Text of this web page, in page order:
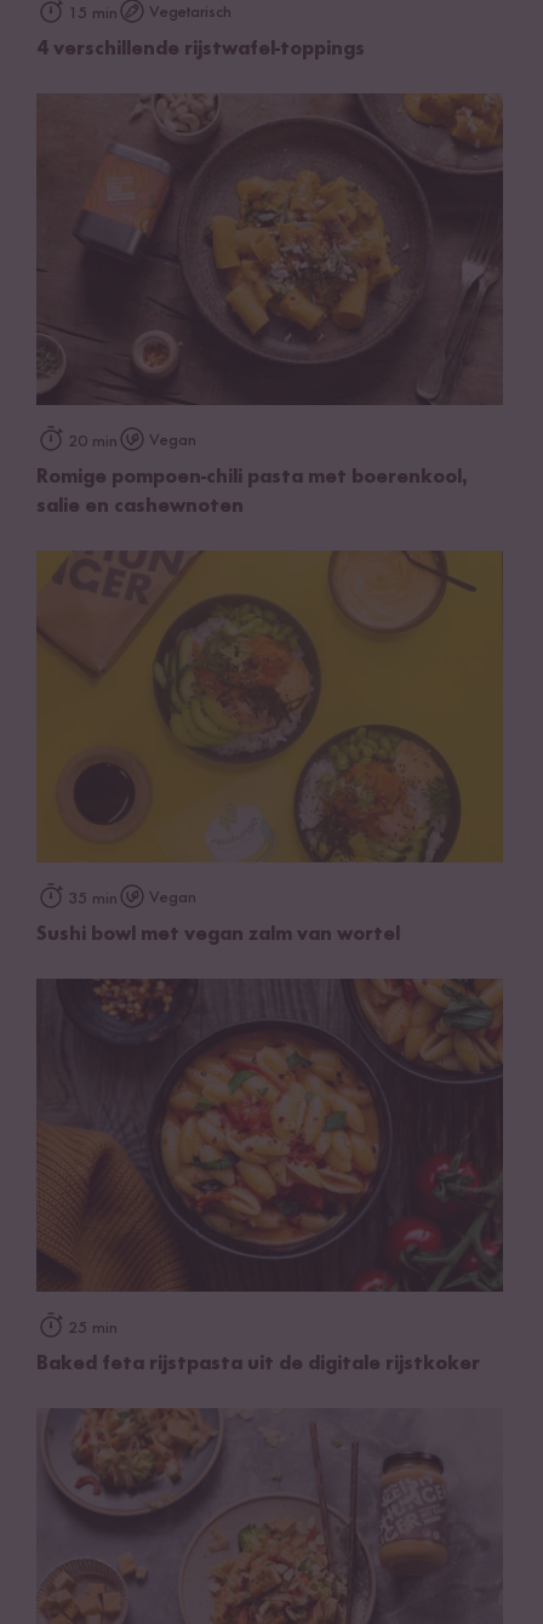
15 min Vegetarisch
4 verschillende rijstwafel-toppings
20 min Vegan
Romige pompoen-chili pasta met boerenkool,
salie en cashewnoten
35 min Vegan
Sushi bowl met vegan zalm van wortel
25 min
Baked feta rijstpasta uit de digitale rijstkoker